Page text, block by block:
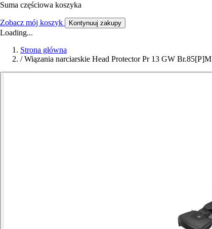
Suma częściowa koszyka
Zobacz mój koszyk Kontynuuj zakupy
Loading...
Strona główna
/ Wiązania narciarskie Head Protector Pr 13 GW Br.85[P]M